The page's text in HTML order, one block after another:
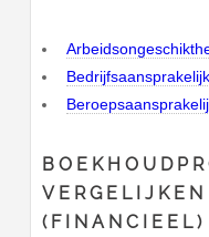
(FINANCIEEL)